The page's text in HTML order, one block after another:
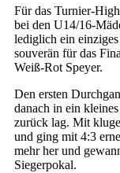
Für das Turnier-
bei den U14/16-
lediglich ein
souverän für das
Weiß-Rot Speyer.
Den ersten
danach in ein
zurück lag. Mit
und ging mit 4:3
mehr her und
Siegerpokal.